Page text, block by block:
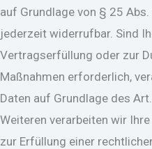
auf Grundlage von § 25
jederzeit widerrufbar. Sind
Vertragserfüllung oder zur
Maßnahmen erforderlich,
Daten auf Grundlage des
Weiteren verarbeiten wir
zur Erfüllung einer